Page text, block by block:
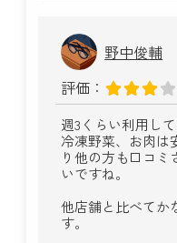
野中俊輔
評価：
週3くらい利用して
冷凍野菜、お肉は
り他の方も口コ
いですね。
他店舗と比べてか
す。